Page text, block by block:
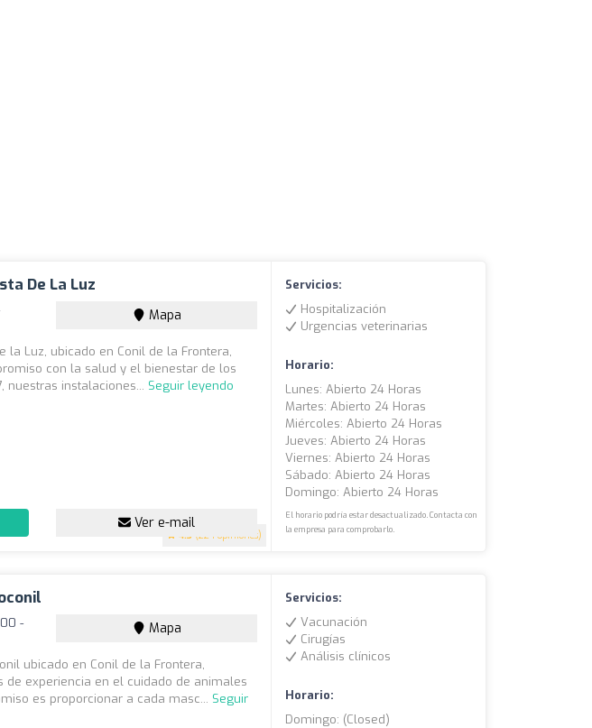
De La Luz
4.3 (224 opiniones)
Mapa
la Luz, ubicado en Conil de la Frontera,
con la salud y el bienestar de los
nuestras instalaciones... Seguir leyendo
Ver e-mail
Servicios:
Hospitalización
Urgencias veterinarias
Horario:
Lunes: Abierto 24 Horas
Martes: Abierto 24 Horas
Miércoles: Abierto 24 Horas
Jueves: Abierto 24 Horas
Viernes: Abierto 24 Horas
Sábado: Abierto 24 Horas
Domingo: Abierto 24 Horas
El horario podría estar desactualizado. Contacta con
la empresa para comprobarlo.
-
Mapa
ubicado en Conil de la Frontera,
de experiencia en el cuidado de animales
es proporcionar a cada masc... Seguir
Servicios:
Vacunación
Cirugías
Análisis clínicos
Horario:
Domingo: (closed)